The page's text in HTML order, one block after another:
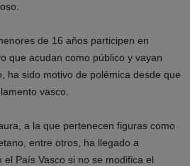
de 16 años participen en
que acudan como público y vayan
ha sido motivo de polémica desde que
vasco.
a la que pertenecen figuras como
entre otros, ha llegado a
País Vasco si no se modifica el